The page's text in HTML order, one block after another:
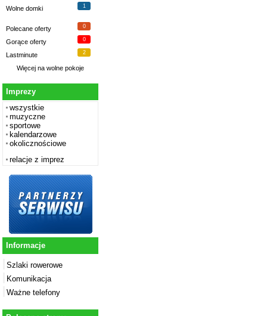
Wolne domki 1
Polecane oferty 0
Gorące oferty 0
Lastminute 2
Więcej na wolne pokoje
Imprezy
wszystkie
muzyczne
sportowe
kalendarzowe
okolicznościowe
relacje z imprez
Informacje
Szlaki rowerowe
Komunikacja
Ważne telefony